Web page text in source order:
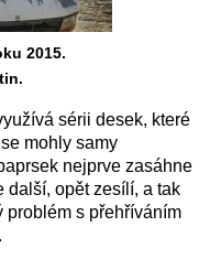
2015.
sérii desek, které
mohly samy
nejprve zasáhne
další, opět zesílí, a tak
problém s přehříváním